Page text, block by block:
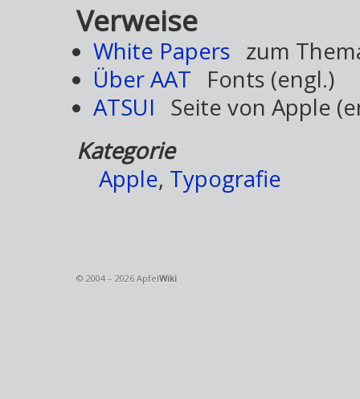
Verweise
White Papers zum
Über AAT
Fonts (engl.)
ATSUI Seite von Apple
Kategorie
Apple, Typografie
© 2004 – 2026 ApfelWiki